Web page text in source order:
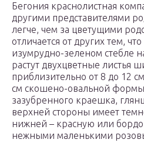
Бегония краснолистная
другими представителями
легче, чем за цветущими
отличается от других тем,
изумрудно-зеленом стебле
растут двухцветные листья
приблизительно от 8 до 12
см скошено-овальной
зазубренного краешка,
верхней стороны имеет
нижней – красную или
нежными маленькими